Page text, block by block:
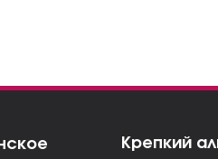
Крепкий